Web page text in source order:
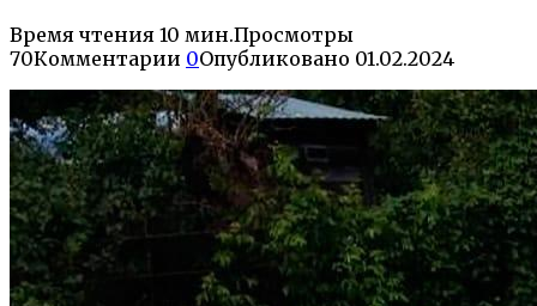
Время чтения 10 мин.Просмотры
70Комментарии 0Опубликовано 01.02.2024